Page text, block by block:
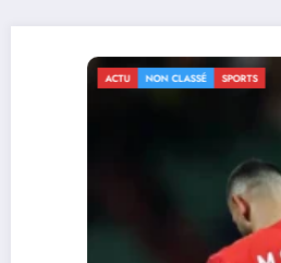
NON CLASSÉ SPORTS